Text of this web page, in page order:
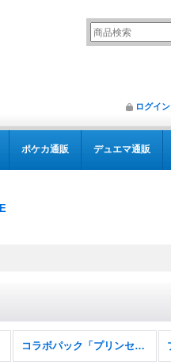
ログイン
ポケカ通販 デュエマ通販
コラボパック「プリンセスコネクト！Re:Dive」